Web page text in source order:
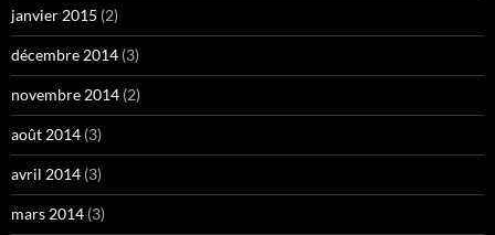
janvier 2015 (2)
décembre 2014 (3)
novembre 2014 (2)
août 2014 (3)
avril 2014 (3)
mars 2014 (3)